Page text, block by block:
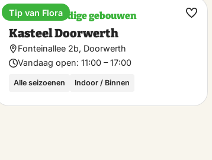
Bezienswaardige gebouwen
Kasteel Doorwerth
Fonteinallee 2b, Doorwerth
Vandaag open: 11:00 – 17:00
Alle seizoenen Indoor / Binnen
Tip van Flora
Maak